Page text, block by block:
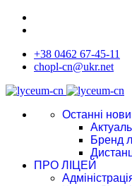
+38 0462 67-45-11
chopl-cn@ukr.net
Останні
Бренд
ПРО ЛІЦЕЙ